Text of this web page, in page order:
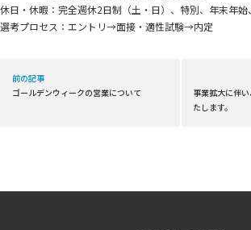
休日・休暇：完全週休2日制（土・日）、特別、年末年始
選考プロセス：エントリ→面接・適性試験→内定
前の記事
ゴールデンウィークの営業について
事業拡大に伴
たします。